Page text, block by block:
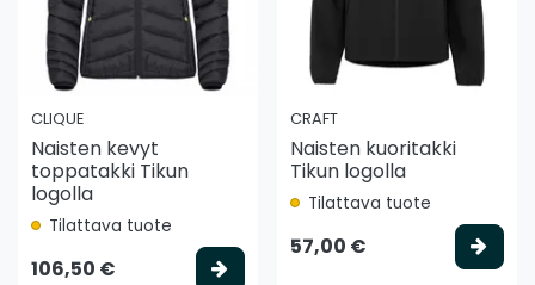
CLIQUE
Naisten kevyt
toppatakki Tikun
logolla
Tilattava tuote
106,50 €
CRAFT
Naisten kuoritakki
Tikun logolla
Tilattava tuote
57,00 €